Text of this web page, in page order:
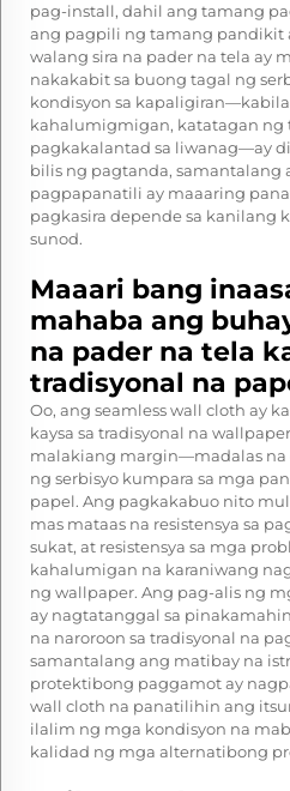
pag-install, dahil ang tamang
ang pagpili ng tamang pandikit
walang sira na pader na tela ay
nakakabit sa buong tagal ng
kondisyon sa
kahalumigmigan, katatagan ng
pagkakalantad sa liwanag—ay
bilis ng pagtanda, samantalang
pagpapanatili ay maaaring
pagkasira depende sa kanilang
sunod.
Maaari bang
mahaba ang
na pader na tela
tradisyonal na
Oo, ang seamless wall cloth ay
kaysa sa tradisyonal na
malakiang margin—madalas
ng serbisyo kumpara sa mga
papel. Ang pagkakabuo nito
mas mataas na resistensya sa
sukat, at resistensya sa mga
kahalumigan na karaniwang
ng wallpaper. Ang pag-alis ng
ay nagtatanggal sa
na naroroon sa tradisyonal na
samantalang ang matibay na
protektibong paggamot ay
wall cloth na panatilihin ang
ilalim ng mga kondisyon na
kalidad ng mga alternatibong